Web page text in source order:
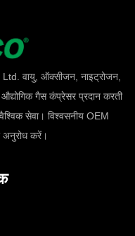
वायु, ऑक्सीजन, नाइट्रोजन,
गैस कंप्रेसर प्रदान करती
सेवा। विश्वसनीय OEM
अनुरोध करें।